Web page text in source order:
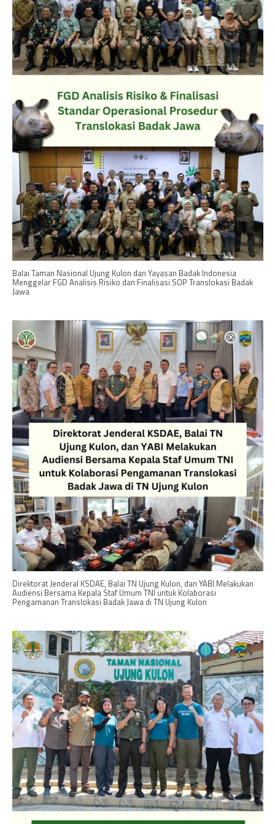
Balai Taman Nasional Ujung Kulon dan Yayasan Badak Indonesia
Menggelar FGD Analisis Risiko dan Finalisasi SOP Translokasi Badak
Jawa
Direktorat Jenderal KSDAE, Balai TN Ujung Kulon, dan YABI Melakukan
Audiensi Bersama Kepala Staf Umum TNI untuk Kolaborasi
Pengamanan Translokasi Badak Jawa di TN Ujung Kulon